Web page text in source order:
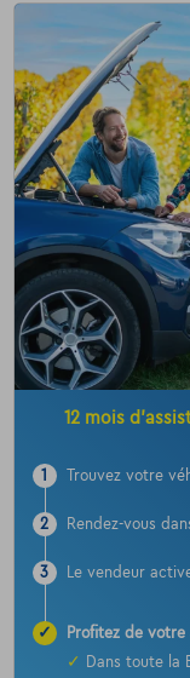
12 mois
1 Trouvez votre
2 Rendez-vous
3 Le vendeur
✓
Profitez de votre
✓
Dans toute la